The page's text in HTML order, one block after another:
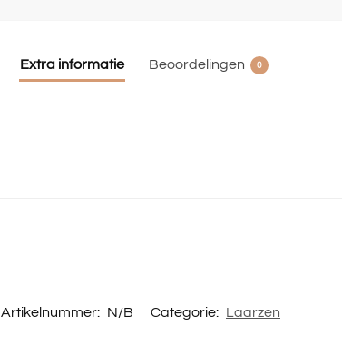
Extra informatie Beoordelingen 0
Artikelnummer: N/B Categorie: Laarzen